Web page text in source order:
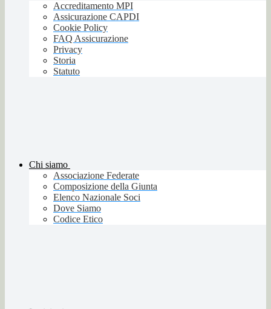
Accreditamento MPI
Assicurazione CAPDI
Cookie Policy
FAQ Assicurazione
Privacy
Storia
Statuto
Chi siamo
Associazione Federate
Composizione della Giunta
Elenco Nazionale Soci
Dove Siamo
Codice Etico